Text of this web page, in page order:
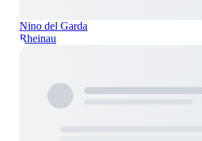
Nino del Garda
Rheinau